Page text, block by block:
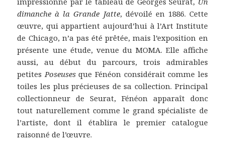
dimanche à la Grande Jatte, dévoilé en 1886. Cette
œuvre, qui appartient aujourd’hui à l’Art Institute
de Chicago, n’a pas été prêtée, mais l’exposition en
présente une étude, venue du MOMA. Elle affiche
aussi, au début du parcours, trois admirables
petitesPoseusesque Fénéon considérait comme les
toiles les plus précieuses de sa collection. Principal
collectionneur de Seurat, Fénéon apparaît donc
tout naturellement comme le grand spécialiste de
l’artiste, dont il établira le premier catalogue
raisonné de l’œuvre.